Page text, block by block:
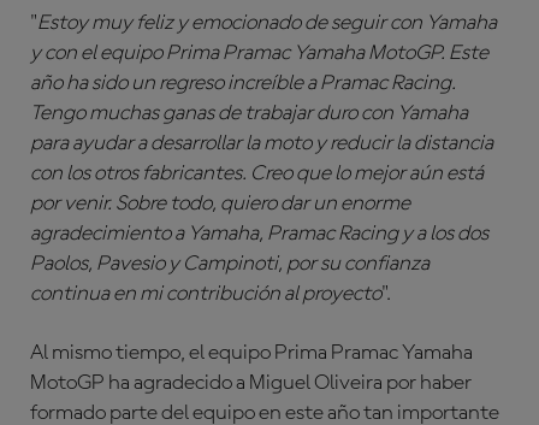
"Estoy muy feliz y emocionado de seguir con Yamaha
y con el equipo Prima Pramac Yamaha MotoGP. Este
año ha sido un regreso increíble a Pramac Racing.
Tengo muchas ganas de trabajar duro con Yamaha
para ayudar a desarrollar la moto y reducir la distancia
con los otros fabricantes. Creo que lo mejor aún está
por venir. Sobre todo, quiero dar un enorme
agradecimiento a Yamaha, Pramac Racing y a los dos
Paolos, Pavesio y Campinoti, por su confianza
continua en mi contribución al proyecto".
Al mismo tiempo, el equipo Prima Pramac Yamaha
MotoGP ha agradecido a Miguel Oliveira por haber
formado parte del equipo en este año tan importante